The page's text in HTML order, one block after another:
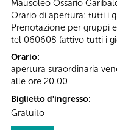
Mausoleo Ossario
Orario di apertura: tutti i
Prenotazione per gruppi
tel 060608 (attivo tutti i
Orario:
apertura straordinaria
alle ore 20.00
Biglietto d'ingresso:
Gratuito